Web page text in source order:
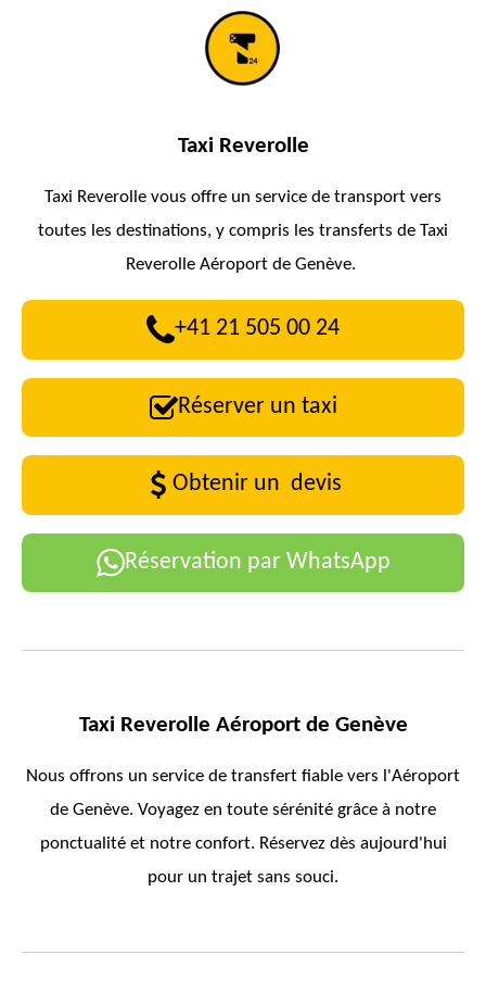
Taxi Reverolle
Taxi Reverolle vous offre un service de transport vers
toutes les destinations, y compris les transferts de Taxi
Reverolle Aéroport de Genève.
+41 21 505 00 24
Réserver un taxi
Obtenir un devis
Réservation par WhatsApp
Taxi Reverolle Aéroport de Genève
Nous offrons un service de transfert fiable vers l'Aéroport
de Genève. Voyagez en toute sérénité grâce à notre
ponctualité et notre confort. Réservez dès aujourd'hui
pour un trajet sans souci.